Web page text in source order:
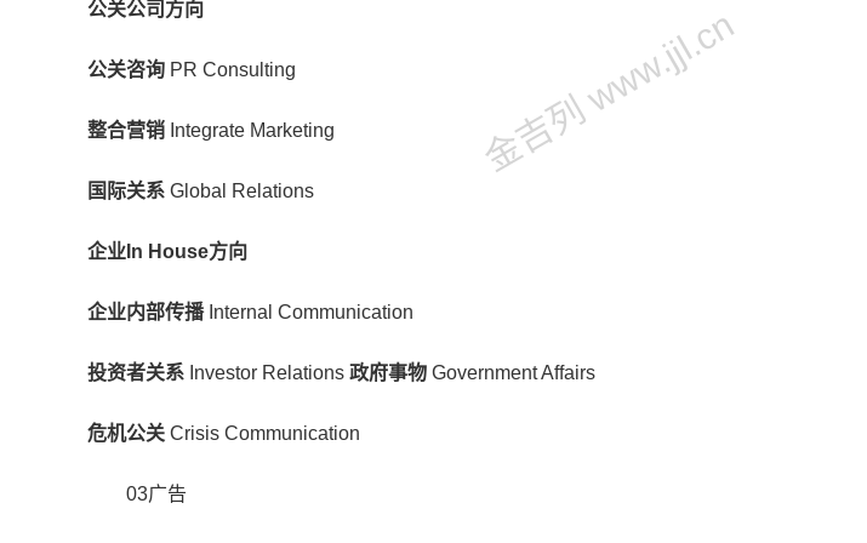
公关公司方向
公关咨询 PR Consulting
整合营销 Integrate Marketing
国际关系 Global Relations
企业In House方向
企业内部传播Internal Communication
投资者关系 Investor Relations 政府事物 Government Affairs
危机公关 Crisis Communication
03广告
金吉列 www.jjl.cn